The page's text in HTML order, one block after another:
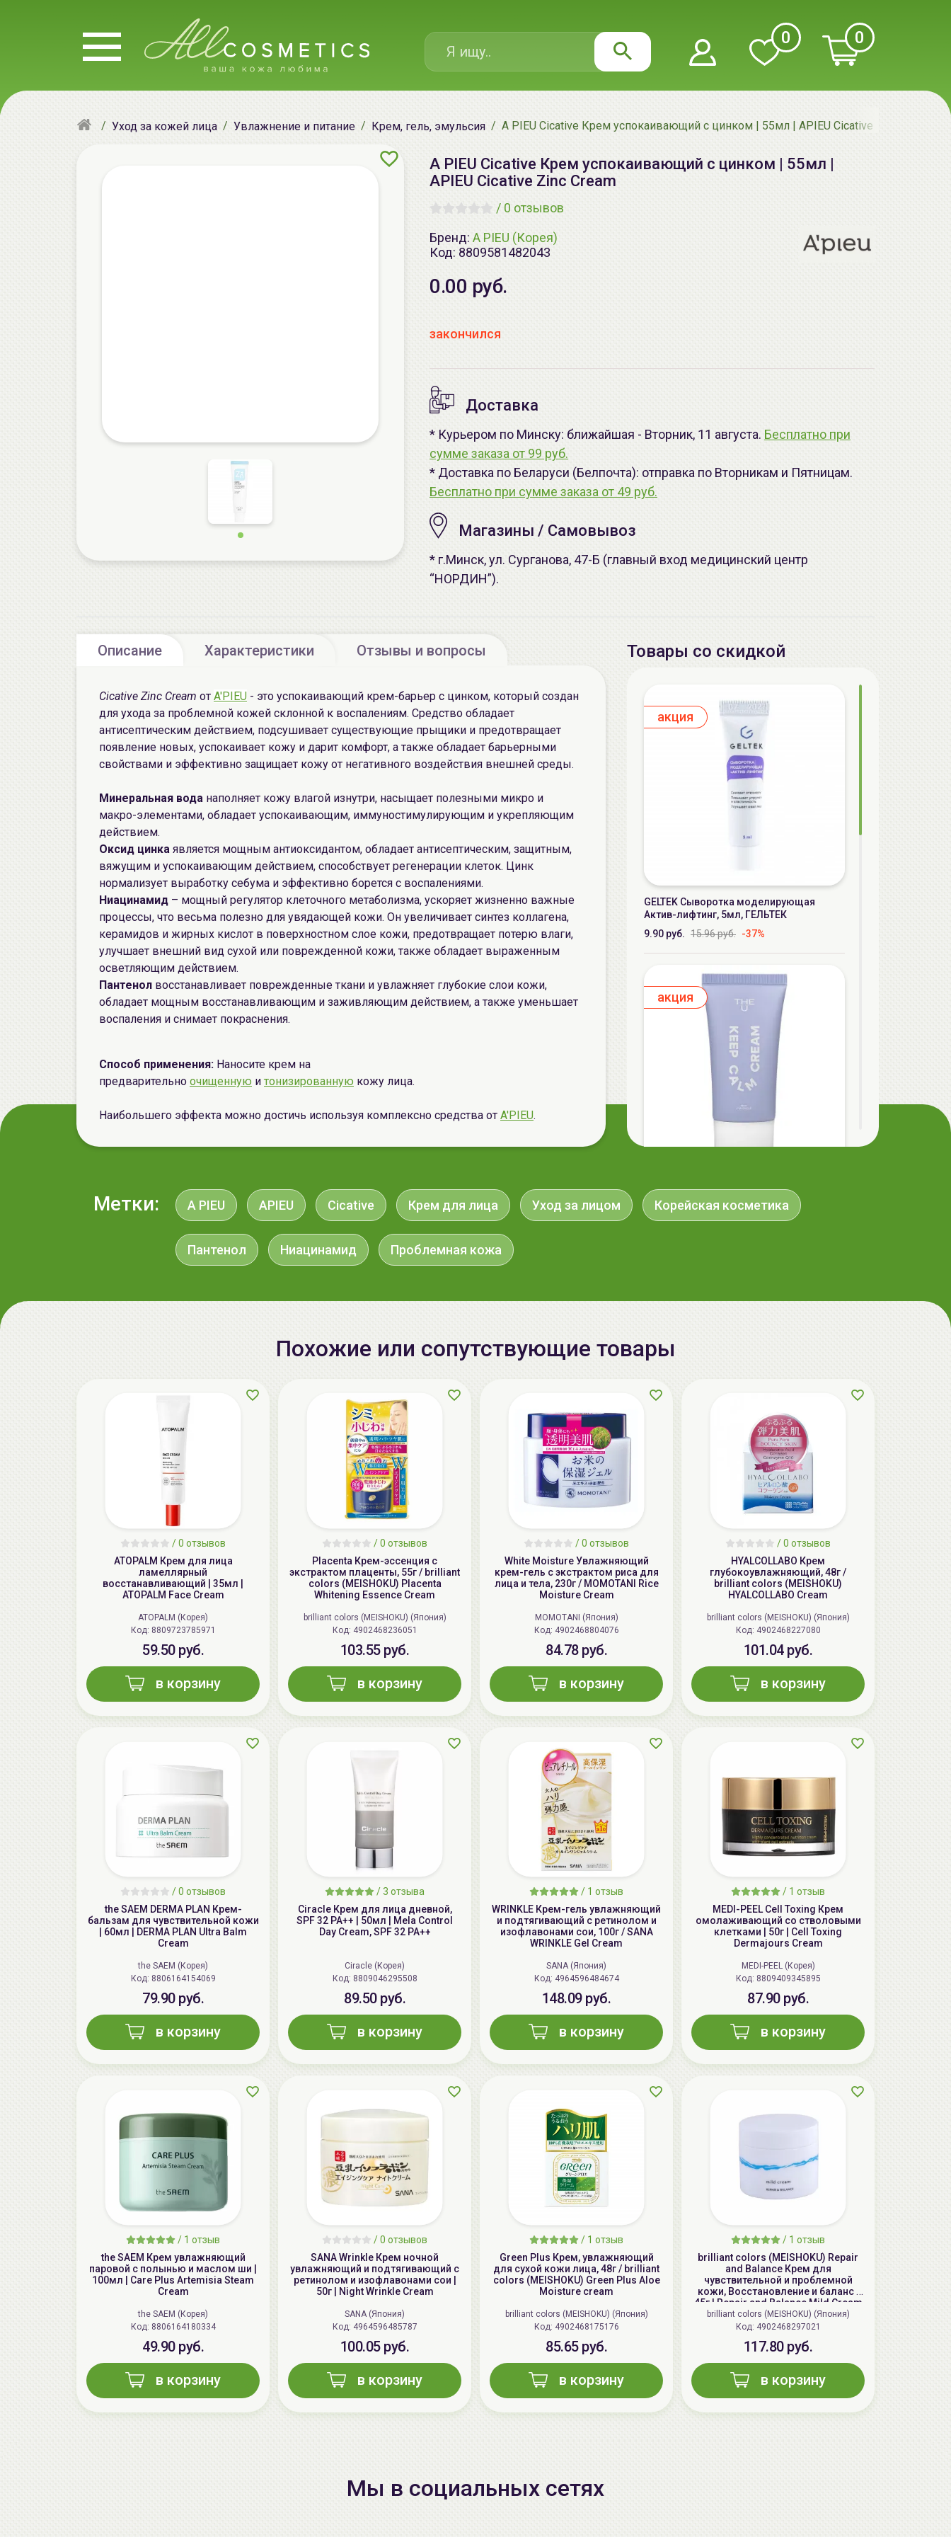
0 0
Уход за кожей лица Увлажнение и питание Крем, гель, эмульсия A PIEU Cicative Крем успокаивающий с цинком | 55мл | APIEU Cicative Zinc Cream
A PIEU Cicative Крем успокаивающий с цинком | 55мл |
APIEU Cicative Zinc Cream
/ 0 отзывов
Бренд: A PIEU (Корея)
Код: 8809581482043
0.00 руб.
закончился
Доставка
* Курьером по Минску: ближайшая - Вторник, 11 августа. Бесплатно при
сумме заказа от 99 руб.
* Доставка по Беларуси (Белпочта): отправка по Вторникам и Пятницам.
Бесплатно при сумме заказа от 49 руб.
Магазины / Самовывоз
* г.Минск, ул. Сурганова, 47-Б (главный вход медицинский центр
“НОРДИН”).
Описание Характеристики Отзывы и вопросы
Cicative Zinc Cream от A'PIEU - это успокаивающий крем-барьер с цинком, который создан
для ухода за проблемной кожей склонной к воспалениям. Средство обладает
антисептическим действием, подсушивает существующие прыщики и предотвращает
появление новых, успокаивает кожу и дарит комфорт, а также обладает барьерными
свойствами и эффективно защищает кожу от негативного воздействия внешней среды.
Минеральная вода наполняет кожу влагой изнутри, насыщает полезными микро и
макро-элементами, обладает успокаивающим, иммуностимулирующим и укрепляющим
действием.
Оксид цинка является мощным антиоксидантом, обладает антисептическим, защитным,
вяжущим и успокаивающим действием, способствует регенерации клеток. Цинк
нормализует выработку себума и эффективно борется с воспалениями.
Ниацинамид – мощный регулятор клеточного метаболизма, ускоряет жизненно важные
процессы, что весьма полезно для увядающей кожи. Он увеличивает синтез коллагена,
керамидов и жирных кислот в поверхностном слое кожи, предотвращает потерю влаги,
улучшает внешний вид сухой или поврежденной кожи, также обладает выраженным
осветляющим действием.
Пантенол восстанавливает поврежденные ткани и увлажняет глубокие слои кожи,
обладает мощным восстанавливающим и заживляющим действием, а также уменьшает
воспаления и снимает покраснения.
Способ применения: Наносите крем на
предварительно очищенную и тонизированную кожу лица.
Наибольшего эффекта можно достичь используя комплексно средства от A'PIEU.
Товары со скидкой
aкция
GELTEK Сыворотка моделирующая
Актив-лифтинг, 5мл, ГЕЛЬТЕК
9.90 руб. 15.96 руб. -37%
aкция
Cream, 50мл
32.50 руб.
ГЕЛЬТЕК cleansing Маска энзимная
пектиновая, 200г, GELTEK
124.98 руб. -52%
AiliCode Бальзам для волос
AiliCode Восстанавливающий крем-
пилинг для лица, 50мл
24.90 руб.
Метки: A PIEU APIEU Cicative Крем для лица Уход за лицом Корейская косметика
Пантенол Ниацинамид Проблемная кожа
Похожие или сопутствующие товары
/0 отзывов
ATOPALM Крем для лица
ламеллярный
восстанавливающий | 35мл |
ATOPALM Face Cream
ATOPALM (Корея)
Код: 8809723785971
59.50 руб.
в корзину
/0 отзывов
Placenta Крем-эссенция с
экстрактом плаценты, 55г / brilliant
colors (MEISHOKU) Placenta
Whitening Essence Cream
brilliant colors (MEISHOKU) (Япония)
Код: 4902468236051
103.55 руб.
в корзину
/0 отзывов
White Moisture Увлажняющий
крем-гель с экстрактом риса для
лица и тела, 230г / MOMOTANI Rice
Moisture Cream
MOMOTANI (Япония)
Код: 4902468804076
84.78 руб.
в корзину
/0 отзывов
HYALCOLLABO Крем
глубокоувлажняющий, 48г /
brilliant colors (MEISHOKU)
HYALCOLLABO Cream
brilliant colors (MEISHOKU) (Япония)
Код: 4902468227080
101.04 руб.
в корзину
/0 отзывов
the SAEM DERMA PLAN Крем-
бальзам для чувствительной кожи
| 60мл | DERMA PLAN Ultra Balm
Cream
the SAEM (Корея)
Код: 8806164154069
79.90 руб.
в корзину
/3 отзыва
Ciracle Крем для лица дневной,
SPF 32 PA++ | 50мл | Mela Control
Day Cream, SPF 32 PA++
Ciracle (Корея)
Код: 8809046295508
89.50 руб.
в корзину
/ 1 отзыв
WRINKLE Крем-гель увлажняющий
и подтягивающий с ретинолом и
изофлавонами сои, 100г / SANA
WRINKLE Gel Cream
SANA (Япония)
Код: 4964596484674
148.09 руб.
в корзину
/ 1 отзыв
MEDI-PEEL Cell Toxing Крем
омолаживающий со стволовыми
клетками | 50г | Cell Toxing
Dermajours Cream
MEDI-PEEL (Корея)
Код: 8809409345895
87.90 руб.
в корзину
/ 1 отзыв
the SAEM Крем увлажняющий
паровой с полынью и маслом ши |
100мл | Care Plus Artemisia Steam
Cream
the SAEM (Корея)
Код: 8806164180334
49.90 руб.
в корзину
/0 отзывов
SANA Wrinkle Крем ночной
увлажняющий и подтягивающий с
ретинолом и изофлавонами сои |
50г | Night Wrinkle Cream
SANA (Япония)
Код: 4964596485787
100.05 руб.
в корзину
/ 1 отзыв
Green Plus Крем, увлажняющий
для сухой кожи лица, 48г / brilliant
colors (MEISHOKU) Green Plus Aloe
Moisture cream
brilliant colors (MEISHOKU) (Япония)
Код: 4902468175176
85.65 руб.
в корзину
/ 1 отзыв
brilliant colors (MEISHOKU) Repair
and Balance Крем для
чувствительной и проблемной
кожи, Восстановление и баланс |
45г | Repair and Balance Mild Cream
brilliant colors (MEISHOKU) (Япония)
Код: 4902468297021
117.80 руб.
в корзину
Мы в социальных сетях